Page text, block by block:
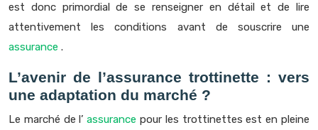
est donc primordial de se renseigner en détail et de lire
attentivement les conditions avant de souscrire une
assurance .
L’avenir de l’assurance trottinette : vers
une adaptation du marché ?
Le marché de l’assurancepour les trottinettes est en pleine